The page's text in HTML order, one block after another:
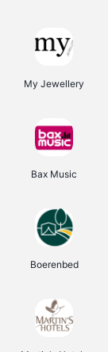
My Jewellery
Bax Music
Boerenbed